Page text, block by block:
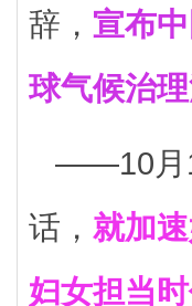
辞， 宣布
球气候治
——10月
话， 就加
妇女担当